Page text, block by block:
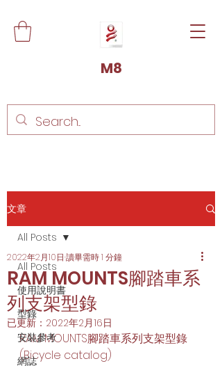
M8
文章
All Posts
使用說明書
型錄
安裝參考
網誌
All Posts
RAM MOUNTS腳踏車系
列支架型錄
2022年2月10日 讀畢需時 1 分鐘
已更新： 2022年2月16日
RAM MOUNTS腳踏車系列支架型錄
(Bicycle catalog)